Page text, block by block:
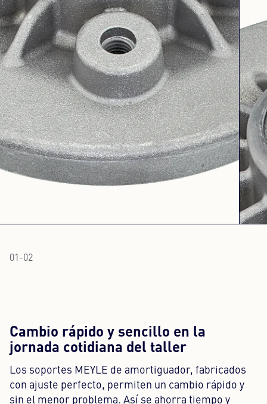
01 -02
Cambio rápido y sencillo en la
jornada cotidiana del taller
Los soportes MEYLE de amortiguador, fabricados
con ajuste perfecto, permiten un cambio rápido y
sin el menor problema. Así se ahorra tiempo y